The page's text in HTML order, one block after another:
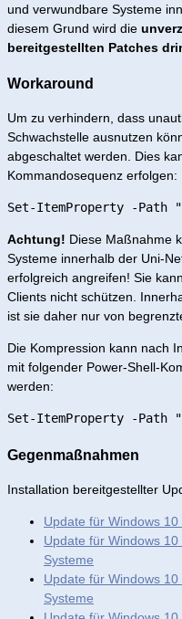
und verwundbare Systeme
diesem Grund wird die
bereitgestellten Patches
Workaround
Um zu verhindern, dass
Schwachstelle ausnutzen
abgeschaltet werden. Dies
Kommandosequenz erfolgen:
Achtung! Diese Maßnahme
Systeme innerhalb der Uni-
erfolgreich angreifen! Sie
Clients nicht schützen.
ist sie daher nur von
Die Kompression kann nach
mit folgender Power-Shell-
werden:
Gegenmaßnahmen
Installation bereitgestellter
Update für Windows
Update für Windows
Systeme
Update für Windows
Systeme